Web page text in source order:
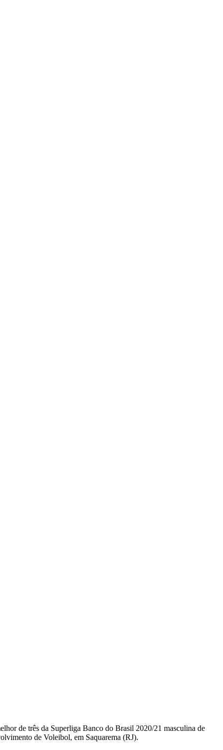
de três da Superliga Banco do Brasil 2020/21 masculina de
de Voleibol, em Saquarema (RJ).